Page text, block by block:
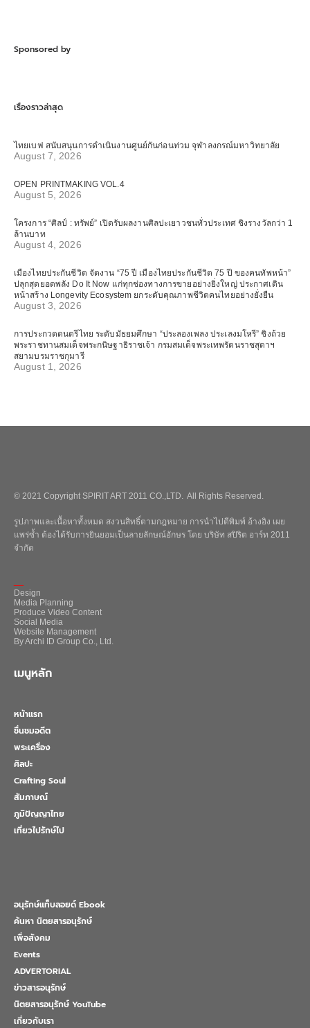
Sponsored by
เรื่องราวล่าสุด
ไทยเบฟ สนับสนุนการดำเนินงานศูนย์กันก่อนท่วม จุฬาลงกรณ์มหาวิทยาลัย
August 7, 2026
OPEN PRINTMAKING VOL.4
August 5, 2026
โครงการ “ศิลป์ : ทรัพย์” เปิดรับผลงานศิลปะเยาวชนทั่วประเทศ ชิงรางวัลกว่า 1
ล้านบาท
August 4, 2026
เมืองไทยประกันชีวิต จัดงาน “75 ปี เมืองไทยประกันชีวิต 75 ปี ของคนทัพหน้า”
ปลุกสุดยอดพลัง Do It Now แก่ทุกช่องทางการขายอย่างยิ่งใหญ่ ประกาศเดิน
หน้าสร้าง Longevity Ecosystem ยกระดับคุณภาพชีวิตคนไทยอย่างยั่งยืน
August 3, 2026
การประกวดดนตรีไทย ระดับมัธยมศึกษา “ประลองเพลง ประเลงมโหรี” ชิงถ้วย
พระราชทานสมเด็จพระกนิษฐาธิราชเจ้า กรมสมเด็จพระเทพรัตนราชสุดาฯ
สยามบรมราชกุมารี
August 1, 2026
© 2021 Copyright SPIRIT ART 2011 CO.,LTD. All Rights Reserved.
รูปภาพและเนื้อหาทั้งหมด สงวนสิทธิ์ตามกฎหมาย การนำไปตีพิมพ์ อ้างอิง เผย
แพร่ซ้ำ ต้องได้รับการยินยอมเป็นลายลักษณ์อักษร โดย บริษัท สปิริต อาร์ท 2011
จำกัด
Design
Media Planning
Produce Video Content
Social Media
Website Management
By Archi ID Group Co., Ltd.
เมนูหลัก
หน้าแรก
ชื่นชมอดีต
พระเครื่อง
ศิลปะ
Crafting Soul
สัมภาษณ์
ภูมิปัญญาไทย
เที่ยวไปรักษ์ไป
อนุรักษ์แท็บลอยด์ Ebook
ค้นหา นิตยสารอนุรักษ์
เพื่อสังคม
Events
ADVERTORIAL
ข่าวสารอนุรักษ์
นิตยสารอนุรักษ์ YouTube
เกี่ยวกับเรา